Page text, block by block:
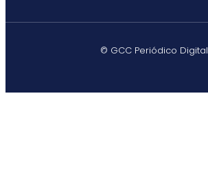
© GCC Periódico Digital